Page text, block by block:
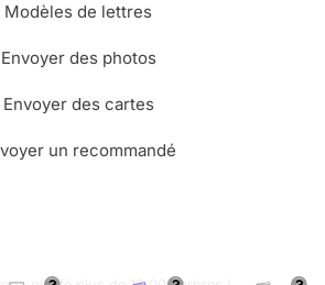
Modèles de lettres
Envoyer des photos
Envoyer des cartes
un recommandé